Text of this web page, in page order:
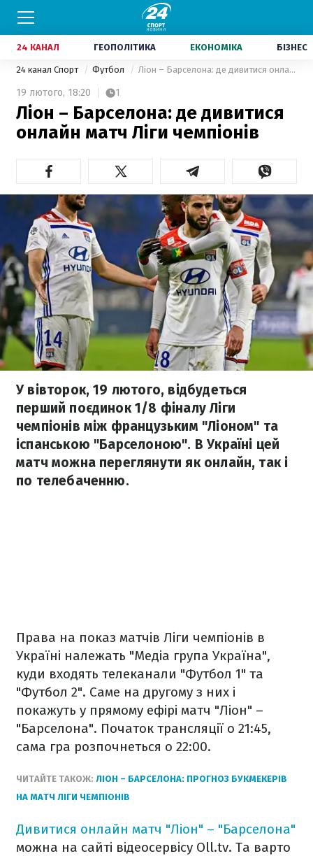
24 КАНАЛ ГЕОПОЛІТИКА ЕКОНОМІКА БІЗНЕС
24 канал Спорт Футбол Ліон – Барселона: де дивитися онлайн матч Ліги чемпіонів
19 лютого, 18:20 1
Ліон – Барселона: де дивитися
онлайн матч Ліги чемпіонів
У вівторок, 19 лютого, відбудеться
перший поєдинок 1/8 фіналу Ліги
чемпіонів між французьким "Ліоном" та
іспанською "Барселоною". В Україні цей
матч можна переглянути як онлайн, так і
по телебаченню.
Права на показ матчів Ліги чемпіонів в
Україні належать "Медіа група Україна",
куди входять телеканали "Футбол 1" та
"Футбол 2". Саме на другому з них і
покажуть у прямому ефірі матч "Ліон" –
"Барселона". Початок трансляції о 21:45,
сама гра розпочнеться о 22:00.
ЧИТАЙТЕ ТАКОЖ: ЛІОН – БАРСЕЛОНА: ПРОГНОЗ БУКМЕКЕРІВ
НА МАТЧ ЛІГИ ЧЕМПІОНІВ
Дивитися онлайн матч "Ліон" – "Барселона"
можна на сайті відеосервісу Oll.tv. Та варто